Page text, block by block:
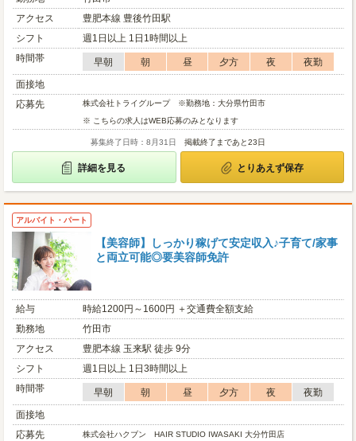
アクセス
豊肥本線 豊後竹田駅
シフト
週1日以上 1日1時間以上
時間帯
早朝 朝 昼 夕方 夜
夜勤
面接地
応募先
株式会社トライグループ ※勤務地：大分県竹田市
※ こちらの求人はWEB応募のみとなります
募集終了日時：8月31日 掲載終了まであと23日
詳細を見る とりあえず保存
アルバイト・パート
【美容師】しっかり稼げて安定収入♪子育て/家事
と両立可能◎要美容師免許
給与
時給1200円～1600円 ＋交通費全額支給
勤務地
竹田市
アクセス
豊肥本線 玉来駅 徒歩 9分
シフト
週1日以上 1日3時間以上
時間帯
早朝 朝 昼 夕方 夜
夜勤
面接地
応募先
株式会社ハクブン HAIR STUDIO IWASAKI 大分竹田店